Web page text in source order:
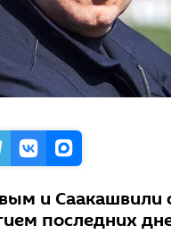
и Саакашвили
последних